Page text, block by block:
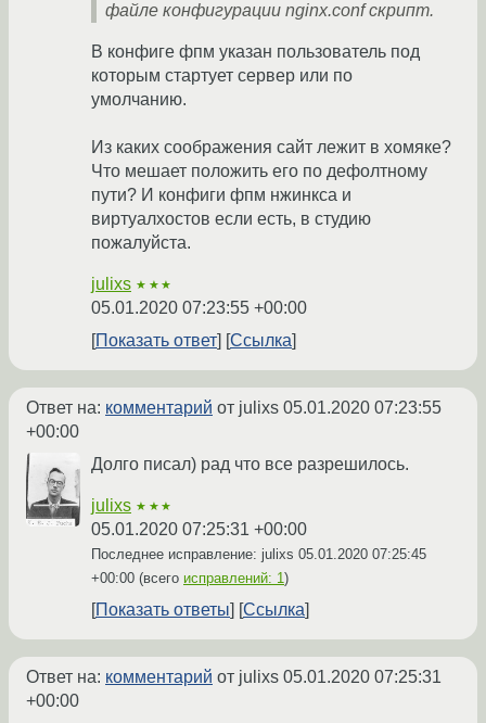
файле конфигурации nginx.conf скрипт.
В конфиге фпм указан пользователь под
которым стартует сервер или по
умолчанию.
Из каких соображения сайт лежит в хомяке?
Что мешает положить его по дефолтному
пути? И конфиги фпм нжинкса и
виртуалхостов если есть, в студию
пожалуйста.
julixs ★★★
05.01.2020 07:23:55 +00:00
Показать ответ
Ссылка
Ответ на: комментарий от julixs 05.01.2020 07:23:55
+00:00
Долго писал) рад что все разрешилось.
julixs ★★★
05.01.2020 07:25:31 +00:00
Последнее исправление: julixs 05.01.2020 07:25:45
+00:00 (всего исправлений: 1)
Показать ответы Ссылка
Ответ на: комментарий от julixs 05.01.2020 07:25:31
+00:00